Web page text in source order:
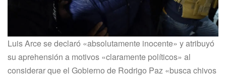
Luis Arce se declaró «absolutamente inocente» y atribuyó
su aprehensión a motivos «claramente políticos» al
considerar que el Gobierno de Rodrigo Paz «busca chivos